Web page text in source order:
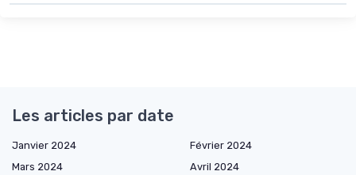
Les articles par date
Janvier 2024
Février 2024
Mars 2024
Avril 2024